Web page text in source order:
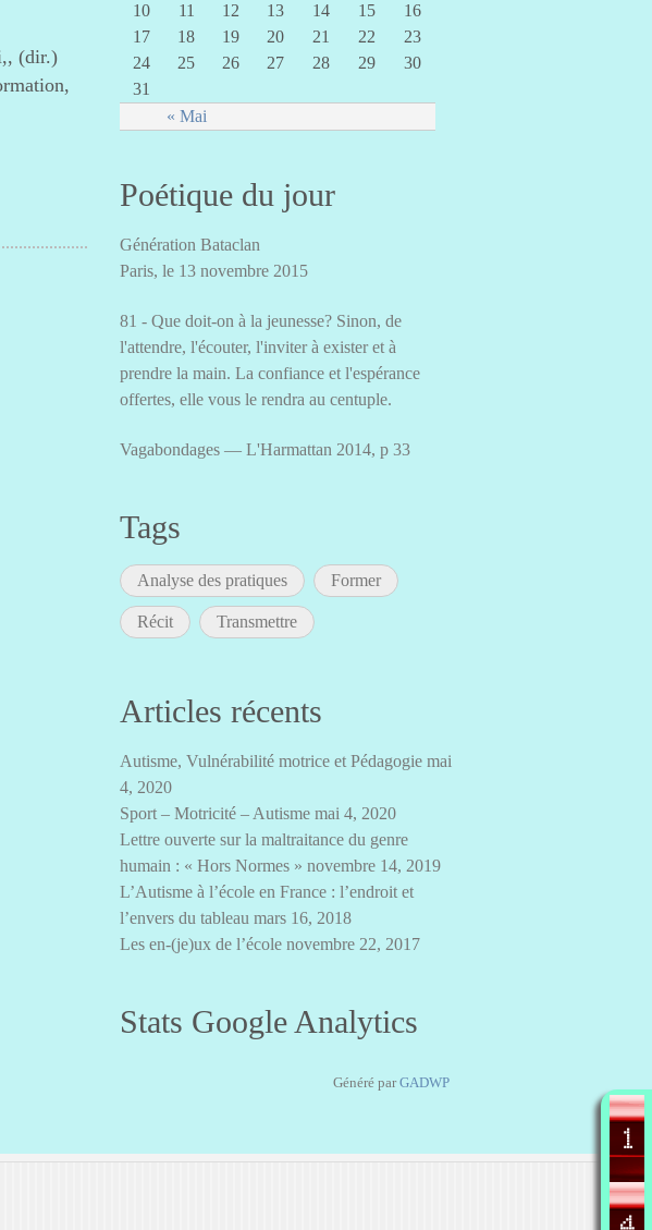
(dir.)
« Mai
10
11 12 13 14 15
16
17
18 19 20 21 22
23
24
25 26 27 28 29
30
31
Poétique du jour
Génération Bataclan
Paris, le 13 novembre 2015
81 - Que doit-on à la jeunesse? Sinon, de
l'attendre, l'écouter, l'inviter à exister et à
prendre la main. La confiance et l'espérance
offertes, elle vous le rendra au centuple.
Vagabondages — L'Harmattan 2014, p 33
Tags
Analyse des pratiques Former
Récit Transmettre
Articles récents
Autisme, Vulnérabilité motrice et Pédagogie mai
4, 2020
Sport – Motricité – Autisme mai 4, 2020
Lettre ouverte sur la maltraitance du genre
humain : « Hors Normes » novembre 14, 2019
L’Autisme à l’école en France : l’endroit et
l’envers du tableau mars 16, 2018
Les en-(je)ux de l’école novembre 22, 2017
Stats Google Analytics
Généré parGADWP